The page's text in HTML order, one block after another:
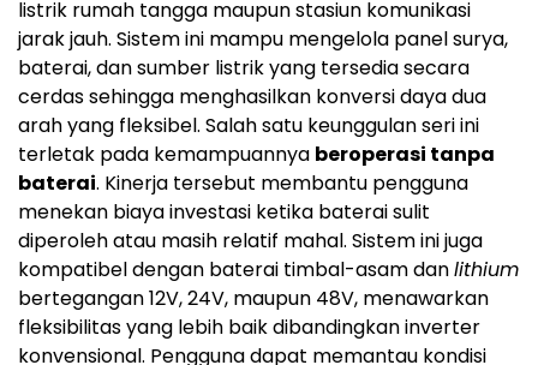
listrik rumah tangga maupun stasiun komunikasi
jarak jauh. Sistem ini mampu mengelola panel surya,
baterai, dan sumber listrik yang tersedia secara
cerdas sehingga menghasilkan konversi daya dua
arah yang fleksibel. Salah satu keunggulan seri ini
terletak pada kemampuannya beroperasi tanpa
baterai. Kinerja tersebut membantu pengguna
menekan biaya investasi ketika baterai sulit
diperoleh atau masih relatif mahal. Sistem ini juga
kompatibel dengan baterai timbal-asam danlithium
bertegangan 12V, 24V, maupun 48V, menawarkan
fleksibilitas yang lebih baik dibandingkan inverter
konvensional. Pengguna dapat memantau kondisi